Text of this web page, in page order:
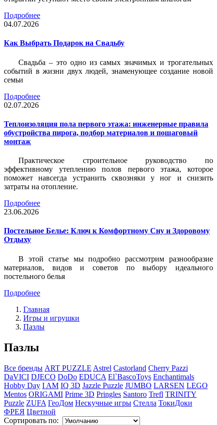
Подробнее
04.07.2026
Как Выбрать Подарок на Свадьбу
Свадьба – это одно из самых значимых и трогательных
событий в жизни двух людей, знаменующее создание новой
семьи
Подробнее
02.07.2026
Теплоизоляция пола первого этажа: инженерные правила
обустройства пирога, подбор материалов и пошаговый
монтаж
Практическое строительное руководство по
эффективному утеплению полов первого этажа, которое
поможет навсегда устранить сквозняки у ног и снизить
затраты на отопление.
Подробнее
23.06.2026
Постельное Белье: Ключ к Комфортному Сну и Здоровому
Отдыху
В этой статье мы подробно рассмотрим разнообразие
материалов, видов и советов по выбору идеального
постельного белья
Подробнее
Главная
Игры и игрушки
Пазлы
Пазлы
Все бренды ART PUZZLE Astrel Castorland Cherry Pazzi
DaVICI DJECO DoDo EDUCA El`BascoToys Enchantimals
Hobby Day I AM IQ 3D Jazzle Puzzle JUMBO LARSEN LEGO
Mentos ORIGAMI Prime 3D Pringles Santoro Trefl TRINITY
Puzzle ZUFA ГеоДом Нескучные игры Стелла ТокиДоки
ФРЕЯ Цветной
Сортировать по: